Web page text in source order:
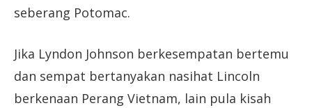
seberang Potomac.
Jika Lyndon Johnson berkesempatan bertemu
dan sempat bertanyakan nasihat Lincoln
berkenaan Perang Vietnam, lain pula kisah